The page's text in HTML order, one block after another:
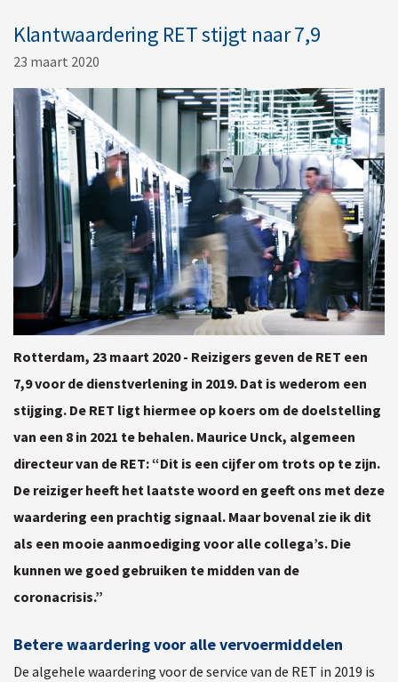
Klantwaardering RET stijgt naar 7,9
23 maart 2020
Rotterdam, 23 maart 2020 - Reizigers geven de RET een
7,9 voor de dienstverlening in 2019. Dat is wederom een
stijging. De RET ligt hiermee op koers om de doelstelling
van een 8 in 2021 te behalen. Maurice Unck, algemeen
directeur van de RET: “Dit is een cijfer om trots op te zijn.
De reiziger heeft het laatste woord en geeft ons met deze
waardering een prachtig signaal. Maar bovenal zie ik dit
als een mooie aanmoediging voor alle collega’s. Die
kunnen we goed gebruiken te midden van de
coronacrisis.”
Betere waardering voor alle vervoermiddelen
De algehele waardering voor de service van de RET in 2019 is